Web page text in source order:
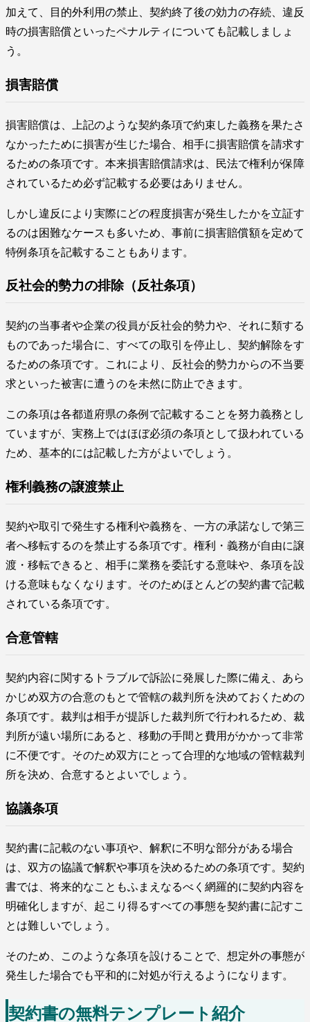
加えて、目的外利用の禁止、契約終了後の効力の存続、違反
時の損害賠償といったペナルティについても記載しましょ
う。
損害賠償
損害賠償は、上記のような契約条項で約束した義務を果たさ
なかったために損害が生じた場合、相手に損害賠償を請求す
るための条項です。本来損害賠償請求は、民法で権利が保障
されているため必ず記載する必要はありません。
しかし違反により実際にどの程度損害が発生したかを立証す
るのは困難なケースも多いため、事前に損害賠償額を定めて
特例条項を記載することもあります。
反社会的勢力の排除（反社条項）
契約の当事者や企業の役員が反社会的勢力や、それに類する
ものであった場合に、すべての取引を停止し、契約解除をす
るための条項です。これにより、反社会的勢力からの不当要
求といった被害に遭うのを未然に防止できます。
この条項は各都道府県の条例で記載することを努力義務とし
ていますが、実務上ではほぼ必須の条項として扱われている
ため、基本的には記載した方がよいでしょう。
権利義務の譲渡禁止
契約や取引で発生する権利や義務を、一方の承諾なしで第三
者へ移転するのを禁止する条項です。権利・義務が自由に譲
渡・移転できると、相手に業務を委託する意味や、条項を設
ける意味もなくなります。そのためほとんどの契約書で記載
されている条項です。
合意管轄
契約内容に関するトラブルで訴訟に発展した際に備え、あら
かじめ双方の合意のもとで管轄の裁判所を決めておくための
条項です。裁判は相手が提訴した裁判所で行われるため、裁
判所が遠い場所にあると、移動の手間と費用がかかって非常
に不便です。そのため双方にとって合理的な地域の管轄裁判
所を決め、合意するとよいでしょう。
協議条項
契約書に記載のない事項や、解釈に不明な部分がある場合
は、双方の協議で解釈や事項を決めるための条項です。契約
書では、将来的なこともふまえなるべく網羅的に契約内容を
明確化しますが、起こり得るすべての事態を契約書に記すこ
とは難しいでしょう。
そのため、このような条項を設けることで、想定外の事態が
発生した場合でも平和的に対処が行えるようになります。
契約書の無料テンプレート紹介